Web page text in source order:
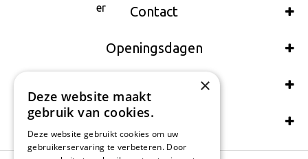
Contact
Openingsdagen
Wij accepteren ook:
Schrijf een recensie
×
Deze website maakt
gebruik van cookies.
Deze website gebruikt cookies om uw
gebruikerservaring te verbeteren. Door